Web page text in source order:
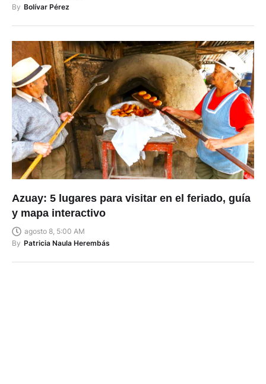
By Bolívar Pérez
Azuay: 5 lugares para visitar en el feriado, guía
y mapa interactivo
agosto 8, 5:00 AM
By Patricia Naula Herembás